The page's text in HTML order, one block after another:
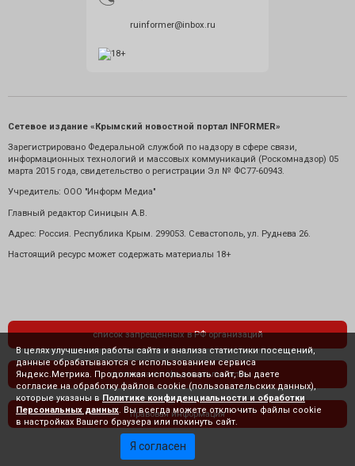
ruinformer@inbox.ru
Сетевое издание «Крымский новостной портал INFORMER»
Зарегистрировано Федеральной службой по надзору в сфере связи,
информационных технологий и массовых коммуникаций (Роскомнадзор) 05
марта 2015 года, свидетельство о регистрации Эл № ФС77-60943.
Учредитель: ООО "Информ Медиа"
Главный редактор Синицын А.В.
Адрес: Россия. Республика Крым. 299053. Севастополь, ул. Руднева 26.
Настоящий ресурс может содержать материалы 18+
список запрещенных в РФ организаций
политика конфиденциальности
правовая информация
В целях улучшения работы сайта и анализа статистики посещений,
данные обрабатываются с использованием сервиса
Яндекс.Метрика. Продолжая использовать сайт, Вы даете
согласие на обработку файлов cookie (пользовательских данных),
которые указаны в Политике конфиденциальности и обработки
Персональных данных . Вы всегда можете отключить файлы cookie
в настройках Вашего браузера или покинуть сайт.
Я согласен